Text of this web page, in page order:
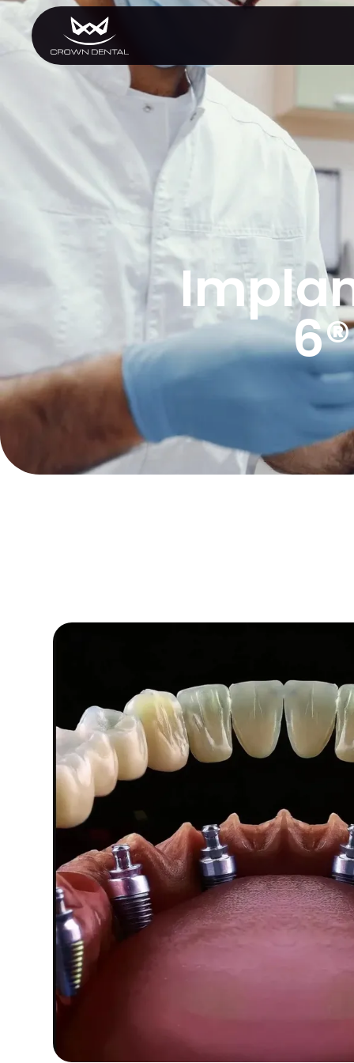
GENERAL
Tratamiento de
Emergencia
Extracciones
Protectores Nocturnos
Exámenes Orales
Tratamiento Periodontal
Programa Preventivo
Tratamiento de